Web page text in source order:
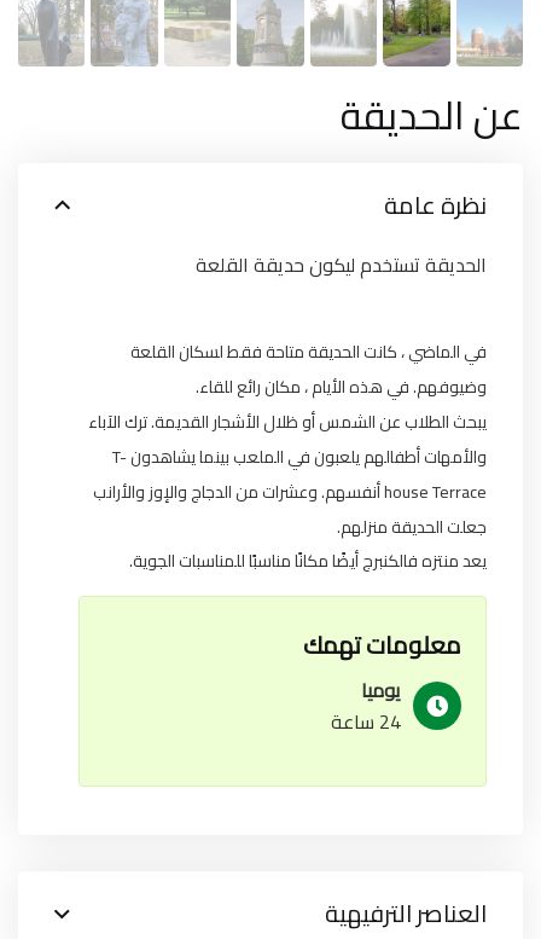
عن الحديقة
نظرة عامة
الحديقة تستخدم ليكون حديقة القلعة
في الماضي ، كانت الحديقة متاحة فقط لسكان القلعة
وضيوفهم. في هذه الأيام ، مكان رائع للقاء.
يبحث الطلاب عن الشمس أو ظلال الأشجار القديمة. ترك الآباء
والأمهات أطفالهم يلعبون في الملعب بينما يشاهدون T-
house Terrace أنفسهم. وعشرات من الدجاج والإوز والأرانب
جعلت الحديقة منزلهم.
يعد منتزه فالكنبرج أيضًا مكانًا مناسبًا للمناسبات الجوية.
معلومات تهمك
يوميا
24 ساعة
العناصر الترفيهية